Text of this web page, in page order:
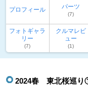
プロフィール パーツ
(7)
フォトギャラ
リー
(7)
クルマレビ
ュー
(1)
2024春 東北桜巡